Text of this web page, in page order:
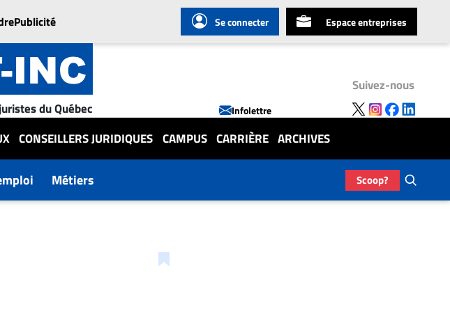
Publicité Se connecter Espace entreprises
du Québec Infolettre
Suivez-nous
CONSEILLERS JURIDIQUES CAMPUS CARRIÈRE ARCHIVES
Métiers Scoop?